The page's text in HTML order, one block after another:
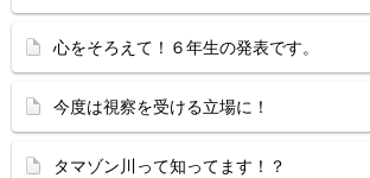
心をそろえて！６年生の発表です。
今度は視察を受ける立場に！
タマゾン川って知ってます！？